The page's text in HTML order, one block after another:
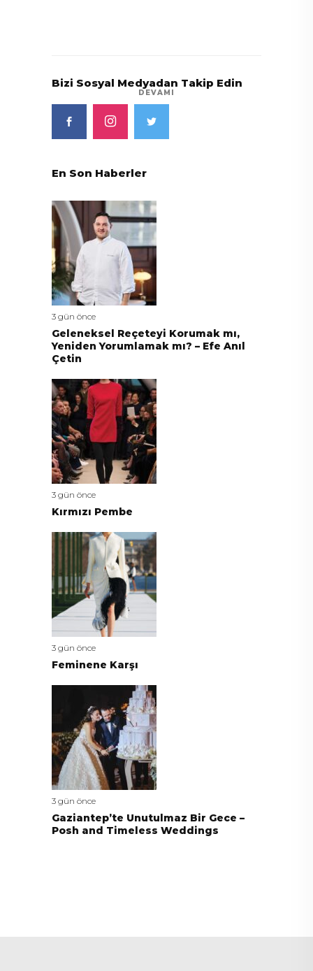
DEVAMI
Bizi Sosyal Medyadan Takip Edin
En Son Haberler
3 gün önce
Geleneksel Reçeteyi Korumak mı,
Yeniden Yorumlamak mı? – Efe Anıl
Çetin
3 gün önce
Kırmızı Pembe
3 gün önce
Feminene Karşı
3 gün önce
Gaziantep’te Unutulmaz Bir Gece –
Posh and Timeless Weddings